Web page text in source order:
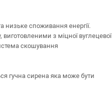
споживання енергії.
з міцної вуглецевої
скошування
гучна сирена яка може бути